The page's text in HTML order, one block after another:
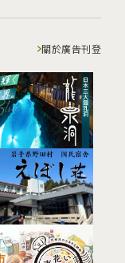
關於廣告刊登